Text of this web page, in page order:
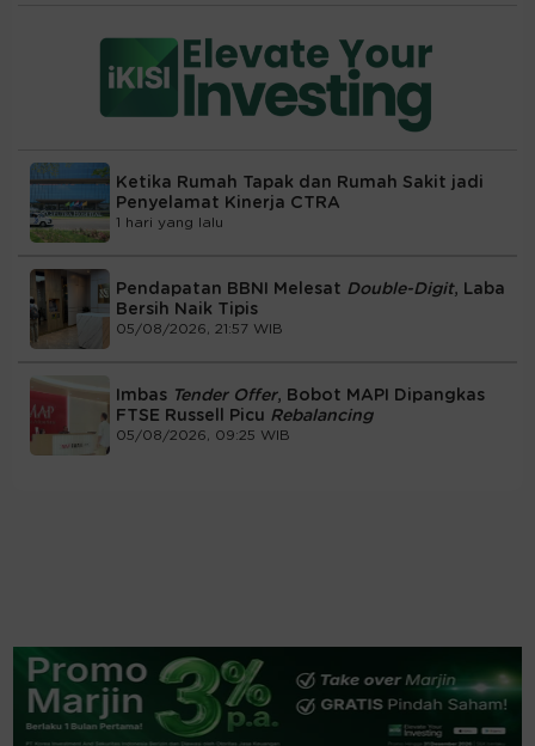
Ketika Rumah Tapak dan Rumah Sakit jadi
Penyelamat Kinerja CTRA
1 hari yang lalu
Pendapatan BBNI Melesat Double-Digit, Laba
Bersih Naik Tipis
05/08/2026, 21:57 WIB
Imbas Tender Offer, Bobot MAPI Dipangkas
FTSE Russell Picu Rebalancing
05/08/2026, 09:25 WIB